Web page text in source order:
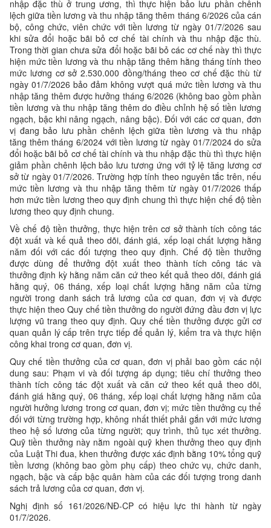
nhập đặc thù ở trung ương, thì thực hiện bảo lưu phần chênh
lệch giữa tiền lương và thu nhập tăng thêm tháng 6/2026 của cán
bộ, công chức, viên chức với tiền lương từ ngày 01/7/2026 sau
khi sửa đổi hoặc bãi bỏ cơ chế tài chính và thu nhập đặc thù.
Trong thời gian chưa sửa đổi hoặc bãi bỏ các cơ chế này thì thực
hiện mức tiền lương và thu nhập tăng thêm hằng tháng tính theo
mức lương cơ sở 2.530.000 đồng/tháng theo cơ chế đặc thù từ
ngày 01/7/2026 bảo đảm không vượt quá mức tiền lương và thu
nhập tăng thêm được hưởng tháng 6/2026 (không bao gồm phần
tiền lương và thu nhập tăng thêm do điều chỉnh hệ số tiền lương
ngạch, bậc khi nâng ngạch, nâng bậc). Đối với các cơ quan, đơn
vị đang bảo lưu phần chênh lệch giữa tiền lương và thu nhập
tăng thêm tháng 6/2024 với tiền lương từ ngày 01/7/2024 do sửa
đổi hoặc bãi bỏ cơ chế tài chính và thu nhập đặc thù thì thực hiện
giảm phần chênh lệch bảo lưu tương ứng với tỷ lệ tăng lương cơ
sở từ ngày 01/7/2026. Trường hợp tính theo nguyên tắc trên, nếu
mức tiền lương và thu nhập tăng thêm từ ngày 01/7/2026 thấp
hơn mức tiền lương theo quy định chung thì thực hiện chế độ tiền
lương theo quy định chung.
Về chế độ tiền thưởng, thực hiện trên cơ sở thành tích công tác
đột xuất và kế quả theo dõi, đánh giá, xếp loại chất lượng hằng
năm đối với các đối tượng theo quy định. Chế độ tiền thưởng
được dùng để thưởng đột xuất theo thành tích công tác và
thưởng định kỳ hằng năm căn cứ theo kết quả theo dõi, đánh giá
hằng quý, 06 tháng, xếp loại chất lượng hằng năm của từng
người trong danh sách trả lương của cơ quan, đơn vị và được
thực hiện theo Quy chế tiền thưởng do người đứng đầu đơn vị lực
lượng vũ trang theo quy định. Quy chế tiền thưởng được gửi cơ
quan quản lý cấp trên trực tiếp để quản lý, kiểm tra và thực hiện
công khai trong cơ quan, đơn vị.
Quy chế tiền thưởng của cơ quan, đơn vị phải bao gồm các nội
dung sau: Phạm vi và đối tượng áp dụng; tiêu chí thưởng theo
thành tích công tác đột xuất và căn cứ theo kết quả theo dõi,
đánh giá hằng quý, 06 tháng, xếp loại chất lượng hằng năm của
người hưởng lương trong cơ quan, đơn vị; mức tiền thưởng cụ thể
đối với từng trường hợp, không nhất thiết phải gắn với mức lương
theo hệ số lương của từng người; quy trình, thủ tục xét thưởng.
Quỹ tiền thưởng này nằm ngoài quỹ khen thưởng theo quy định
của Luật Thi đua, khen thưởng được xác định bằng 10% tổng quỹ
tiền lương (không bao gồm phụ cấp) theo chức vụ, chức danh,
ngạch, bậc và cấp bậc quân hàm của các đối tượng trong danh
sách trả lương của cơ quan, đơn vị.
Nghị định số 161/2026/NĐ-CP có hiệu lực thi hành từ ngày
01/7/2026.